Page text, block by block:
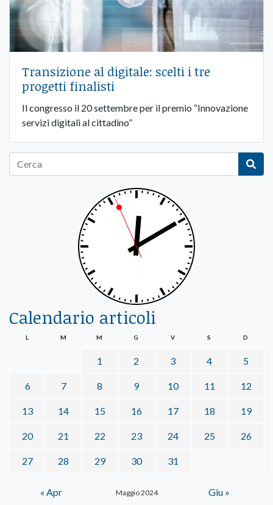
Transizione al digitale: scelti i tre
progetti finalisti
Il congresso il 20 settembre per il premio “Innovazione
servizi digitali al cittadino”
Calendario articoli
Maggio 2024
L M M G V S D
1 2 3 4 5
6 7 8 9 10 11 12
13 14 15 16 17 18 19
20 21 22 23 24 25 26
27 28 29 30 31
« Apr Giu »